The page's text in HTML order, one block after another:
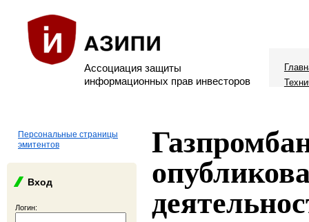
Ассоциация защиты
информационных прав инвесторов
Персональные страницы
эмитентов
Вход
Логин: